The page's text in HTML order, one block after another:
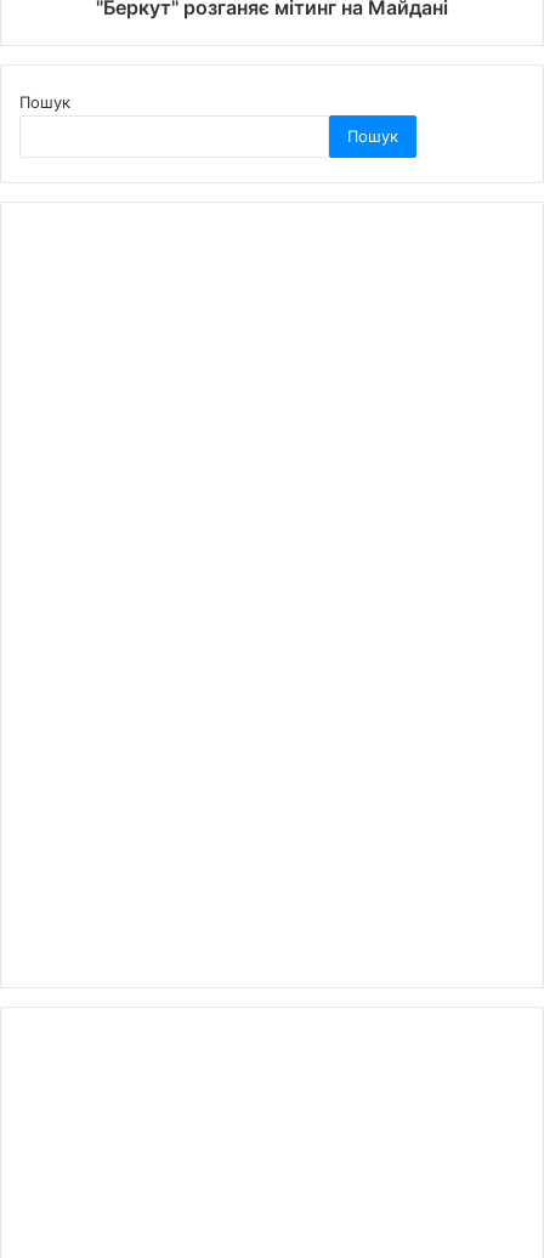
"Беркут" розганяє мітинг на Майдані
Пошук
Пошук